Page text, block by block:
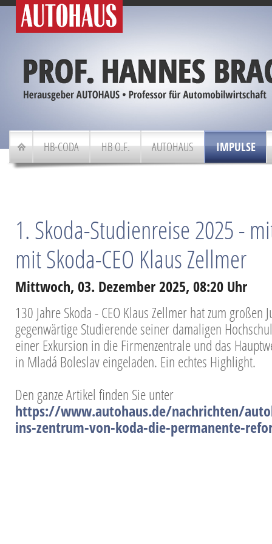
HB-CODA HB O.F. AUTOHAUS IMPULSE
1. Skoda-Studienreise 2025 -
mit Skoda-CEO Klaus Zellmer
Mittwoch, 03. Dezember 2025, 08:20 Uhr
130 Jahre Skoda - CEO Klaus Zellmer hat zum
gegenwärtige Studierende seiner damaligen
einer Exkursion in die Firmenzentrale und das
in Mladá Boleslav eingeladen. Ein echtes Highlight.
Den ganze Artikel finden Sie unter
https://www.autohaus.de/nachrichten/
ins-zentrum-von-koda-die-permanente-